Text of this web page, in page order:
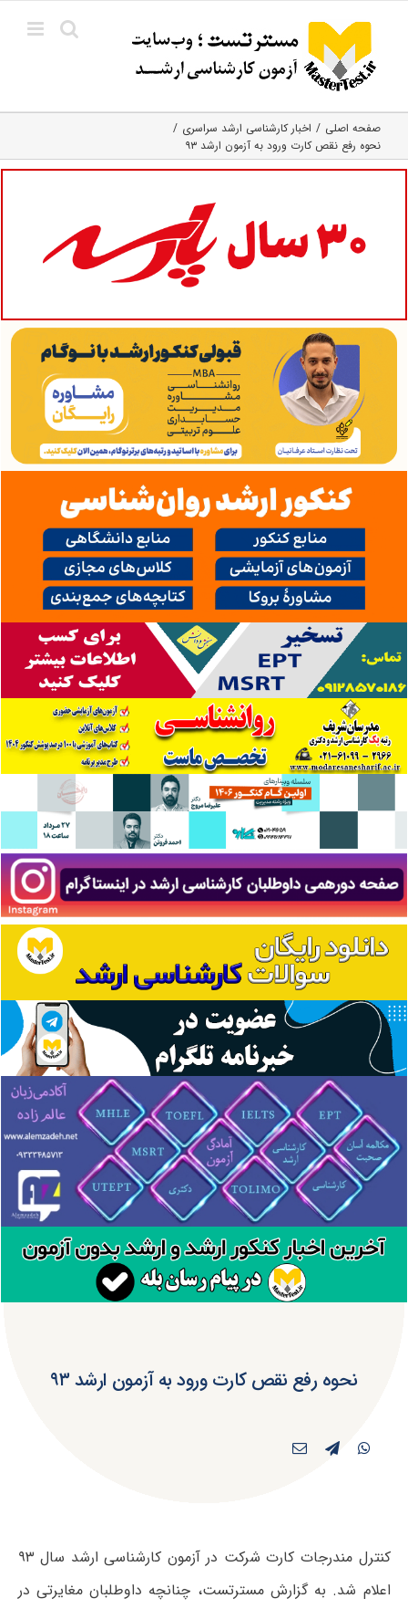
content
صفحه اصلی
اخبار کارشناسی ارشد سراسری
نحوه رفع نقص کارت ورود به آزمون ارشد ۹۳
نحوه رفع نقص کارت ورود به آزمون ارشد ۹۳
کنترل مندرجات کارت شرکت در آزمون کارشناسی ارشد سال ۹۳
اعلام شد. به گزارش مسترتست، چنانچه داوطلبان مغایرتی در